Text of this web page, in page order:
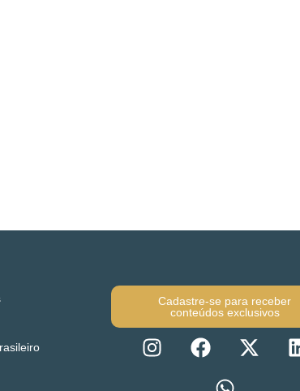
Cadastre-se para receber
conteúdos exclusivos